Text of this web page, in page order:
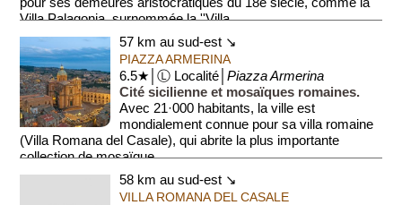
Villa Palagonia, surnommée la ''Villa ...
57 km au sud-est ↘
PIAZZA ARMERINA
6.5★│Ⓛ Localité│Piazza Armerina
Cité sicilienne et mosaïques romaines.
Avec 21·000 habitants, la ville est
mondialement connue pour sa villa romaine
(Villa Romana del Casale), qui abrite la plus importante
collection de mosaïque...
58 km au sud-est ↘
VILLA ROMANA DEL CASALE